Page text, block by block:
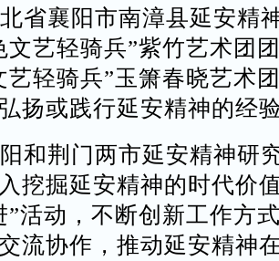
省襄阳市南漳县延安精
文艺轻骑兵”紫竹艺术团
艺轻骑兵”玉箫春晓艺术
扬或践行延安精神的经
和荆门两市延安精神研
挖掘延安精神的时代价
”活动，不断创新工作方
流协作，推动延安精神